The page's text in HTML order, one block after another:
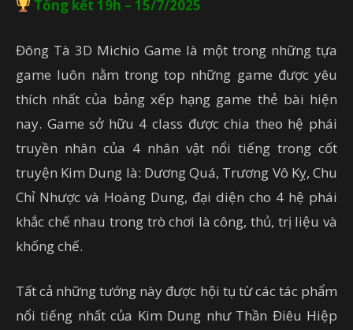
Tổng kết 19h – 15/7/2025
Đông Tà 3D Michio Game là một trong những tựa
game luôn nằm trong top những game được yêu
thích nhất của bảng xếp hạng game thẻ bài hiện
nay. Game sở hữu 4 class được chia theo hệ phái
truyền nhân của 4 nhân vật nổi tiếng trong cốt
truyện Kim Dung là: Dương Quá, Trương Vô Kỵ, Chu
Chỉ Nhược và Hoàng Dung, đại diện cho 4 hệ phái
khắc chế nhau trong trò chơi là công, thủ, trị liệu và
khống chế.
Tất cả những tướng này được hội tụ từ các tác phẩm
nổi tiếng nhất của Kim Dung như Thần Điêu Hiệp